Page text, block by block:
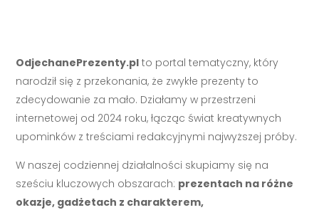
OdjechanePrezenty.pl to portal tematyczny, który
narodził się z przekonania, że zwykłe prezenty to
zdecydowanie za mało. Działamy w przestrzeni
internetowej od 2024 roku, łącząc świat kreatywnych
upominków z treściami redakcyjnymi najwyższej próby.
W naszej codziennej działalności skupiamy się na
sześciu kluczowych obszarach: prezentach na różne
okazje, gadżetach z charakterem,